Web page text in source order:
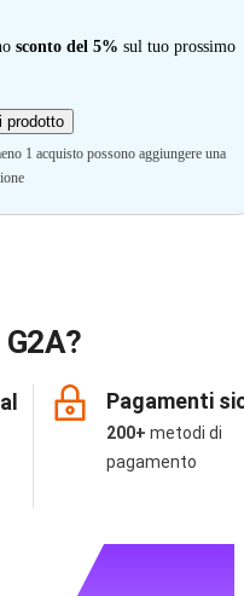
sconto del 5% sul tuo prossimo
prodotto
1 acquisto possono aggiungere una
Pagamenti
200+ metodi di
pagamento